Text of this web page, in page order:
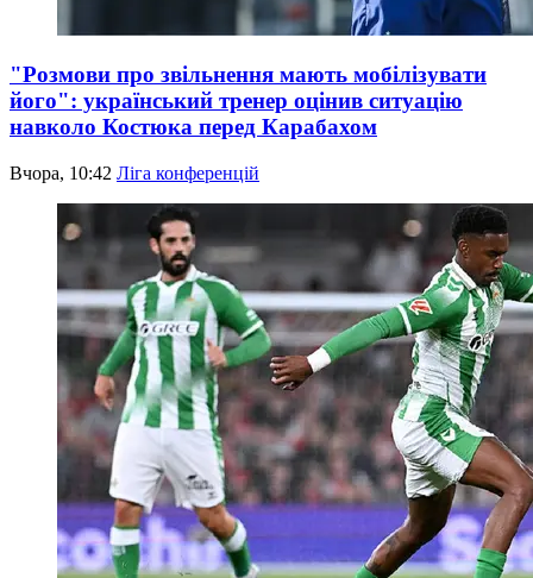
"Розмови про звільнення мають мобілізувати
його": український тренер оцінив ситуацію
навколо Костюка перед Карабахом
Вчора, 10:42 Ліга конференцій